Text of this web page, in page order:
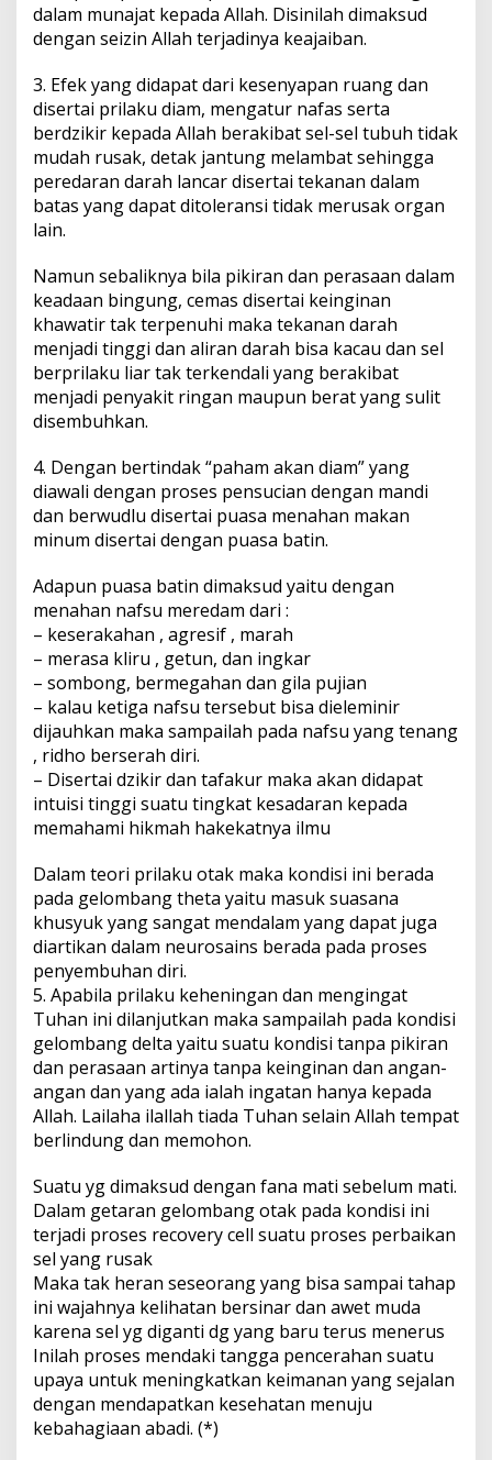
dalam munajat kepada Allah. Disinilah dimaksud
dengan seizin Allah terjadinya keajaiban.
3. Efek yang didapat dari kesenyapan ruang dan
disertai prilaku diam, mengatur nafas serta
berdzikir kepada Allah berakibat sel-sel tubuh tidak
mudah rusak, detak jantung melambat sehingga
peredaran darah lancar disertai tekanan dalam
batas yang dapat ditoleransi tidak merusak organ
lain.
Namun sebaliknya bila pikiran dan perasaan dalam
keadaan bingung, cemas disertai keinginan
khawatir tak terpenuhi maka tekanan darah
menjadi tinggi dan aliran darah bisa kacau dan sel
berprilaku liar tak terkendali yang berakibat
menjadi penyakit ringan maupun berat yang sulit
disembuhkan.
4. Dengan bertindak “paham akan diam” yang
diawali dengan proses pensucian dengan mandi
dan berwudlu disertai puasa menahan makan
minum disertai dengan puasa batin.
Adapun puasa batin dimaksud yaitu dengan
menahan nafsu meredam dari :
– keserakahan , agresif , marah
– merasa kliru , getun, dan ingkar
– sombong, bermegahan dan gila pujian
– kalau ketiga nafsu tersebut bisa dieleminir
dijauhkan maka sampailah pada nafsu yang tenang
, ridho berserah diri.
– Disertai dzikir dan tafakur maka akan didapat
intuisi tinggi suatu tingkat kesadaran kepada
memahami hikmah hakekatnya ilmu
Dalam teori prilaku otak maka kondisi ini berada
pada gelombang theta yaitu masuk suasana
khusyuk yang sangat mendalam yang dapat juga
diartikan dalam neurosains berada pada proses
penyembuhan diri.
5. Apabila prilaku keheningan dan mengingat
Tuhan ini dilanjutkan maka sampailah pada kondisi
gelombang delta yaitu suatu kondisi tanpa pikiran
dan perasaan artinya tanpa keinginan dan angan-
angan dan yang ada ialah ingatan hanya kepada
Allah. Lailaha ilallah tiada Tuhan selain Allah tempat
berlindung dan memohon.
Suatu yg dimaksud dengan fana mati sebelum mati.
Dalam getaran gelombang otak pada kondisi ini
terjadi proses recovery cell suatu proses perbaikan
sel yang rusak
Maka tak heran seseorang yang bisa sampai tahap
ini wajahnya kelihatan bersinar dan awet muda
karena sel yg diganti dg yang baru terus menerus
Inilah proses mendaki tangga pencerahan suatu
upaya untuk meningkatkan keimanan yang sejalan
dengan mendapatkan kesehatan menuju
kebahagiaan abadi. (*)